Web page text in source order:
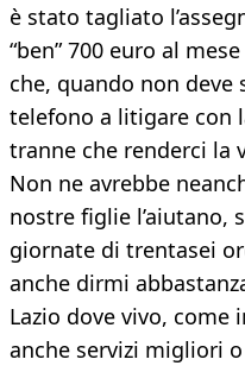
è stato tagliato
“ben” 700 euro al
che, quando non deve
telefono a litigare con
tranne che renderci la
Non ne avrebbe
nostre figlie l’aiutano,
giornate di trentasei
anche dirmi
Lazio dove vivo, come
anche servizi migliori